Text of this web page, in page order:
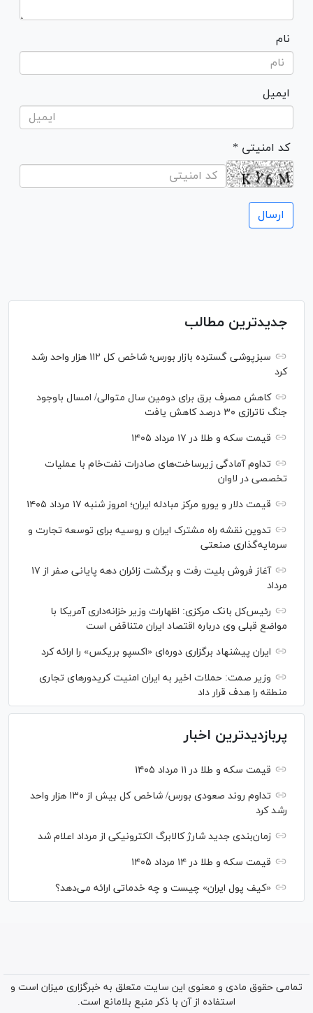
نام
ایمیل
* کد امنیتی
جدیدترین مطالب
سبزپوشی گسترده بازار بورس؛ شاخص کل ۱۱۲ هزار واحد رشد
کرد
کاهش مصرف برق برای دومین سال متوالی/ امسال باوجود
جنگ ناترازی ۳۰ درصد کاهش یافت
قیمت سکه و طلا در ۱۷ مرداد ۱۴۰۵
تداوم آمادگی زیرساخت‌های صادرات نفت‌خام با عملیات
تخصصی در لاوان
قیمت دلار و یورو مرکز مبادله ایران؛ امروز شنبه ۱۷ مرداد ۱۴۰۵
تدوین نقشه راه مشترک ایران و روسیه برای توسعه تجارت و
سرمایه‌گذاری صنعتی
آغاز فروش بلیت رفت و برگشت زائران دهه پایانی صفر از ۱۷
مرداد
رئیس‌کل بانک مرکزی: اظهارات وزیر خزانه‌داری آمریکا با
مواضع قبلی وی درباره اقتصاد ایران متناقض است
ایران پیشنهاد برگزاری دوره‌ای «اکسپو بریکس» را ارائه کرد
وزیر صمت: حملات اخیر به ایران امنیت کریدورهای تجاری
منطقه را هدف قرار داد
پربازدیدترین اخبار
قیمت سکه و طلا در ۱۱ مرداد ۱۴۰۵
تداوم روند صعودی بورس/ شاخص کل بیش از ۱۳۰ هزار واحد
رشد کرد
زمان‌بندی جدید شارژ کالابرگ الکترونیکی از مرداد اعلام شد
قیمت سکه و طلا در ۱۴ مرداد ۱۴۰۵
«کیف پول ایران» چیست و چه خدماتی ارائه می‌دهد؟
تمامی حقوق مادی و معنوی این سایت متعلق به خبرگزاری میزان است و
استفاده از آن با ذکر منبع بلامانع است.